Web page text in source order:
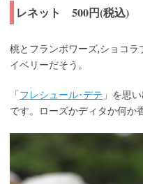
レネット 500円(税込)
桃とフランボワーズ,ショコラ
イベリーだそう。
「フレシュール･デテ 」を思
です。ローズかディタか何か